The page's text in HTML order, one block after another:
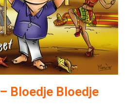
Bloedje Bloedje